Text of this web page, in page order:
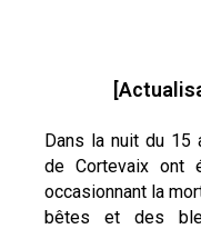
Dans la nuit du 15
de Cortevaix ont
occasionnant la
bêtes et des